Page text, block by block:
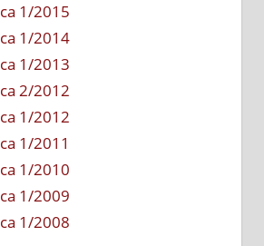
1/2015
1/2014
1/2013
2/2012
1/2012
1/2011
1/2010
1/2009
1/2008